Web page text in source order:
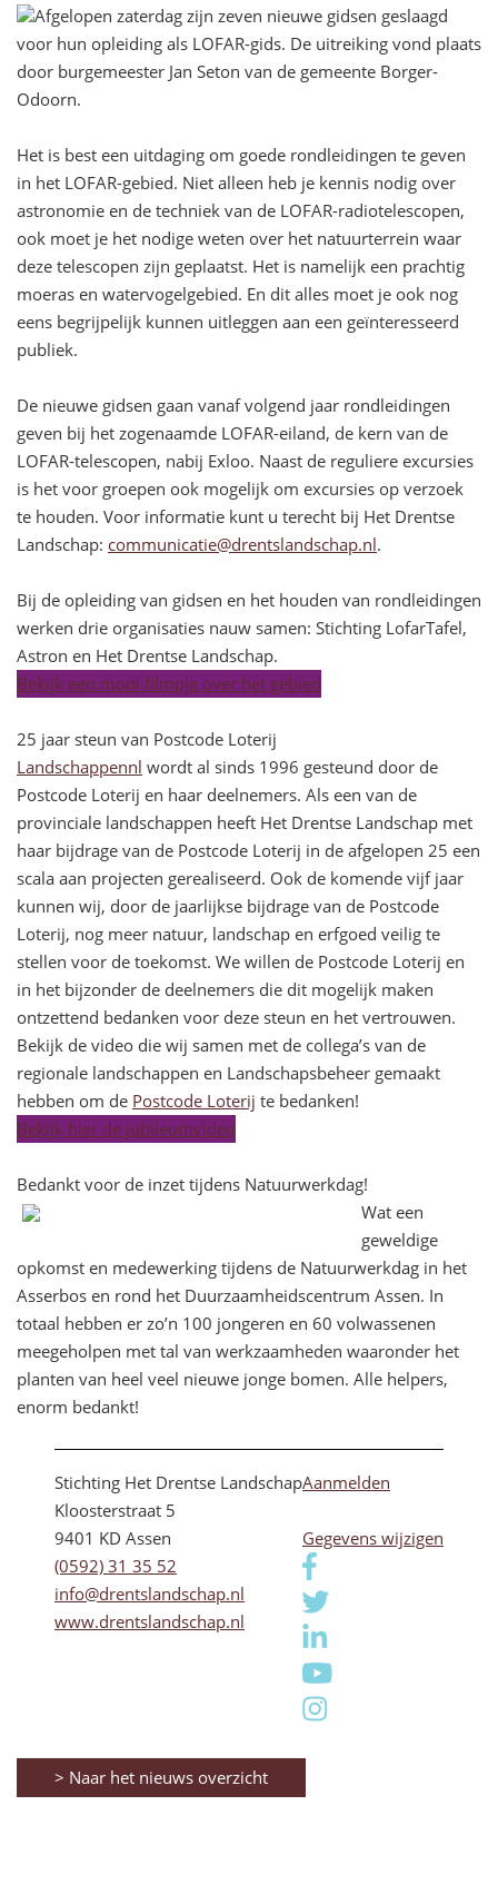
Afgelopen zaterdag zijn zeven nieuwe gidsen geslaagd
voor hun opleiding als LOFAR-gids. De uitreiking vond plaats
door burgemeester Jan Seton van de gemeente Borger-
Odoorn.
Het is best een uitdaging om goede rondleidingen te geven
in het LOFAR-gebied. Niet alleen heb je kennis nodig over
astronomie en de techniek van de LOFAR-radiotelescopen,
ook moet je het nodige weten over het natuurterrein waar
deze telescopen zijn geplaatst. Het is namelijk een prachtig
moeras en watervogelgebied. En dit alles moet je ook nog
eens begrijpelijk kunnen uitleggen aan een geïnteresseerd
publiek.
De nieuwe gidsen gaan vanaf volgend jaar rondleidingen
geven bij het zogenaamde LOFAR-eiland, de kern van de
LOFAR-telescopen, nabij Exloo. Naast de reguliere excursies
is het voor groepen ook mogelijk om excursies op verzoek
te houden. Voor informatie kunt u terecht bij Het Drentse
Landschap: communicatie@drentslandschap.nl.
Bij de opleiding van gidsen en het houden van rondleidingen
werken drie organisaties nauw samen: Stichting LofarTafel,
Astron en Het Drentse Landschap.
Bekijk een mooi filmpje over het gebied
25 jaar steun van Postcode Loterij
Landschappennl wordt al sinds 1996 gesteund door de
Postcode Loterij en haar deelnemers. Als een van de
provinciale landschappen heeft Het Drentse Landschap met
haar bijdrage van de Postcode Loterij in de afgelopen 25 een
scala aan projecten gerealiseerd. Ook de komende vijf jaar
kunnen wij, door de jaarlijkse bijdrage van de Postcode
Loterij, nog meer natuur, landschap en erfgoed veilig te
stellen voor de toekomst. We willen de Postcode Loterij en
in het bijzonder de deelnemers die dit mogelijk maken
ontzettend bedanken voor deze steun en het vertrouwen.
Bekijk de video die wij samen met de collega’s van de
regionale landschappen en Landschapsbeheer gemaakt
hebben om de Postcode Loterij te bedanken!
Bekijk hier de jubileumvideo
Bedankt voor de inzet tijdens Natuurwerkdag!
Wat een
geweldige
opkomst en medewerking tijdens de Natuurwerkdag in het
Asserbos en rond het Duurzaamheidscentrum Assen. In
totaal hebben er zo’n 100 jongeren en 60 volwassenen
meegeholpen met tal van werkzaamheden waaronder het
planten van heel veel nieuwe jonge bomen. Alle helpers,
enorm bedankt!
Stichting Het Drentse Landschap
Kloosterstraat 5
9401 KD Assen
(0592) 31 35 52
info@drentslandschap.nl
www.drentslandschap.nl
Aanmelden
Gegevens wijzigen
> Naar het nieuws overzicht